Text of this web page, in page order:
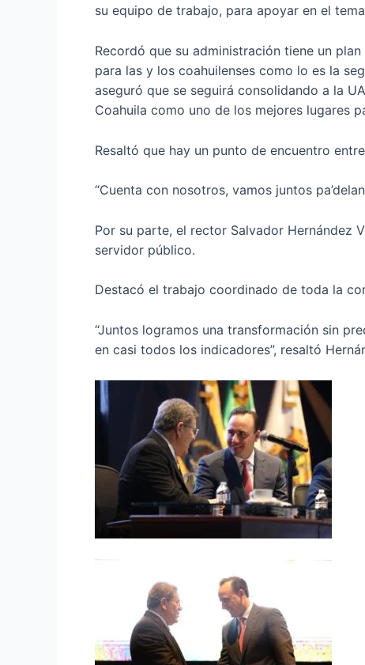
su equipo de trabajo, para apoyar en el
Recordó que su administración tiene un
para las y los coahuilenses como lo es la
aseguró que se seguirá consolidando a la
Coahuila como uno de los mejores lugares
Resaltó que hay un punto de encuentro
“Cuenta con nosotros, vamos juntos
Por su parte, el rector Salvador Hernández
servidor público.
Destacó el trabajo coordinado de toda la
“Juntos logramos una transformación sin
en casi todos los indicadores”, resaltó